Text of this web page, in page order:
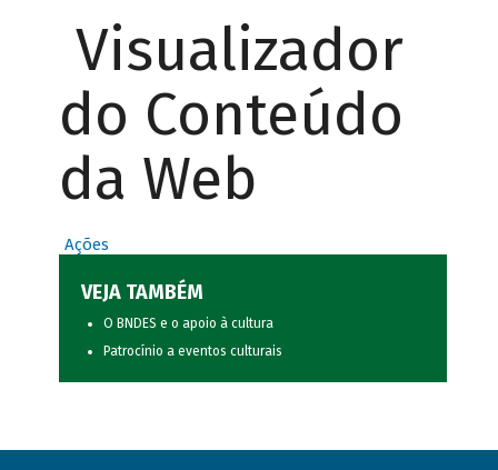
Visualizador
do Conteúdo
da Web
Ações
VEJA TAMBÉM
O BNDES e o apoio à cultura
Patrocínio a eventos culturais